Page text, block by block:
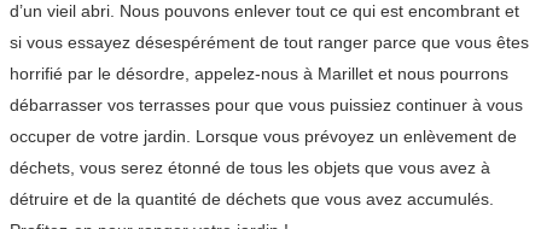
d’un vieil abri. Nous pouvons enlever tout ce qui est encombrant et
si vous essayez désespérément de tout ranger parce que vous êtes
horrifié par le désordre, appelez-nous à Marillet et nous pourrons
débarrasser vos terrasses pour que vous puissiez continuer à vous
occuper de votre jardin. Lorsque vous prévoyez un enlèvement de
déchets, vous serez étonné de tous les objets que vous avez à
détruire et de la quantité de déchets que vous avez accumulés.